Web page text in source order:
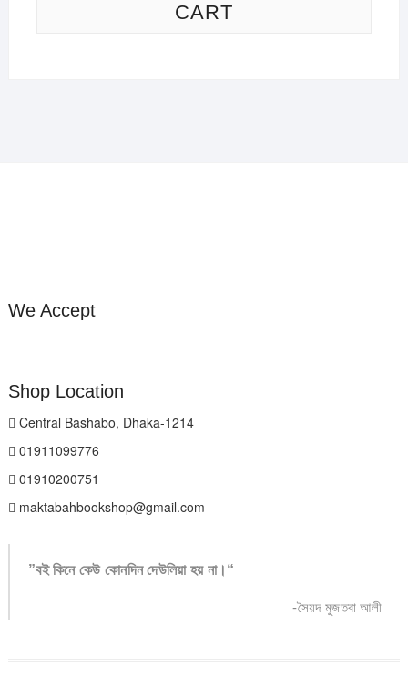
CART
We Accept
Shop Location
Central Bashabo, Dhaka-1214
01911099776
01910200751
maktabahbookshop@gmail.com
”বই কিনে কেউ কোনদিন দেউলিয়া হয় না।“
-সৈয়দ মুজতবা আলী